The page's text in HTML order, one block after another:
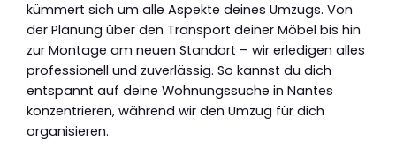
kümmert sich um alle Aspekte deines Umzugs. Von
der Planung über den Transport deiner Möbel bis hin
zur Montage am neuen Standort – wir erledigen alles
professionell und zuverlässig. So kannst du dich
entspannt auf deine Wohnungssuche in Nantes
konzentrieren, während wir den Umzug für dich
organisieren.